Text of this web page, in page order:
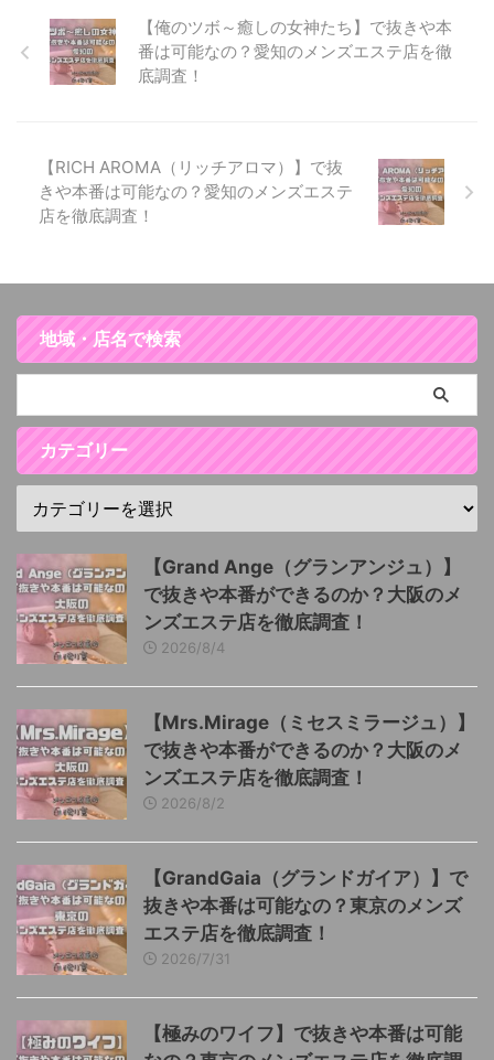
【俺のツボ～癒しの女神たち】で抜きや本
番は可能なの？愛知のメンズエステ店を徹
底調査！
【RICH AROMA（リッチアロマ）】で抜
きや本番は可能なの？愛知のメンズエステ
店を徹底調査！
地域・店名で検索
カテゴリー
【Grand Ange（グランアンジュ）】
で抜きや本番ができるのか？大阪のメ
ンズエステ店を徹底調査！
2026/8/4
【Mrs.Mirage（ミセスミラージュ）】
で抜きや本番ができるのか？大阪のメ
ンズエステ店を徹底調査！
2026/8/2
【GrandGaia（グランドガイア）】で
抜きや本番は可能なの？東京のメンズ
エステ店を徹底調査！
2026/7/31
【極みのワイフ】で抜きや本番は可能